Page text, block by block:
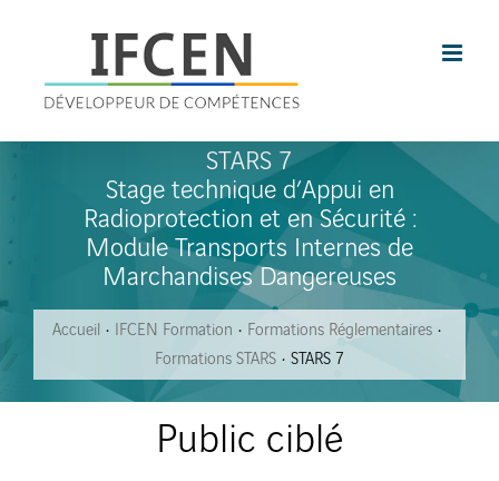
STARS 7
Stage technique d’Appui en
Radioprotection et en Sécurité :
Module Transports Internes de
Marchandises Dangereuses
Accueil IFCEN Formation
Formations Réglementaires
Formations STARS
STARS 7
Public ciblé